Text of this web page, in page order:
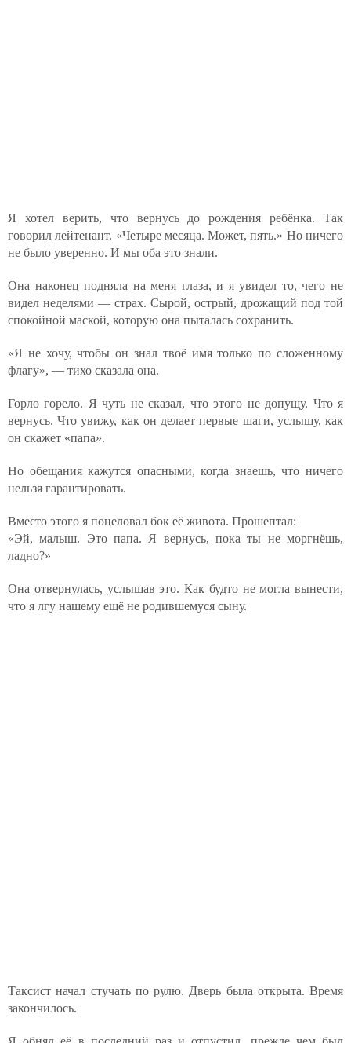
Я хотел верить, что вернусь до рождения ребёнка. Так
говорил лейтенант. «Четыре месяца. Может, пять.» Но ничего
не было уверенно. И мы оба это знали.
Она наконец подняла на меня глаза, и я увидел то, чего не
видел неделями — страх. Сырой, острый, дрожащий под той
спокойной маской, которую она пыталась сохранить.
«Я не хочу, чтобы он знал твоё имя только по сложенному
флагу», — тихо сказала она.
Горло горело. Я чуть не сказал, что этого не допущу. Что я
вернусь. Что увижу, как он делает первые шаги, услышу, как
он скажет «папа».
Но обещания кажутся опасными, когда знаешь, что ничего
нельзя гарантировать.
Вместо этого я поцеловал бок её живота. Прошептал:
«Эй, малыш. Это папа. Я вернусь, пока ты не моргнёшь,
ладно?»
Она отвернулась, услышав это. Как будто не могла вынести,
что я лгу нашему ещё не родившемуся сыну.
Таксист начал стучать по рулю. Дверь была открыта. Время
закончилось.